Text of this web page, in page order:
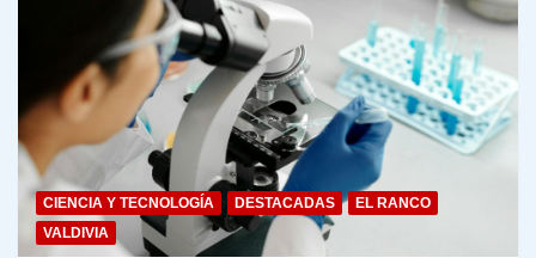
CIENCIA Y TECNOLOGÍA DESTACADAS
EL RANCO
VALDIVIA